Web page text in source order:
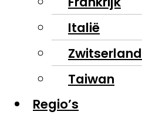
Italië
Zwitserland
Taiwan
Regio’s